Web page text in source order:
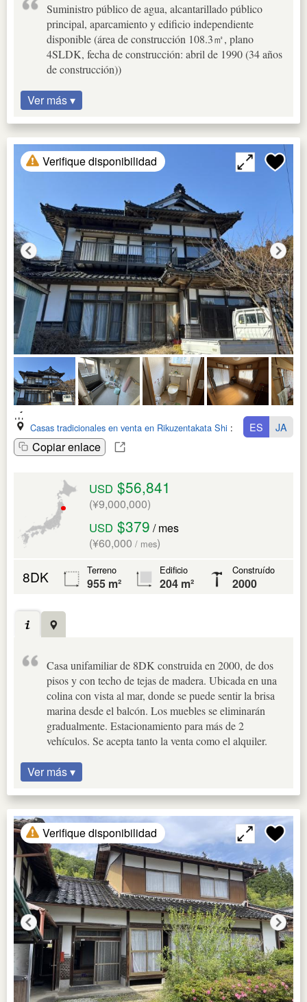
Suministro público de agua, alcantarillado público
principal, aparcamiento y edificio independiente
disponible (área de construcción 108.3㎡, plano
4SLDK, fecha de construcción: abril de 1990 (34 años
de construcción))
Ver más ▾
Verifique disponibilidad
Casas tradicionales en venta en Rikuzentakata Shi : Iwate Ken
Copiar enlace
ES JA
USD $56,841
(¥9,000,000)
USD $379 / mes
(¥60,000 / mes)
8DK Terreno
955 m²
Edificio
204 m²
Construído
2000
Casa unifamiliar de 8DK construida en 2000, de dos
pisos y con techo de tejas de madera. Ubicada en una
colina con vista al mar, donde se puede sentir la brisa
marina desde el balcón. Los muebles se eliminarán
gradualmente. Estacionamiento para más de 2
vehículos. Se acepta tanto la venta como el alquiler.
Ver más ▾
Verifique disponibilidad